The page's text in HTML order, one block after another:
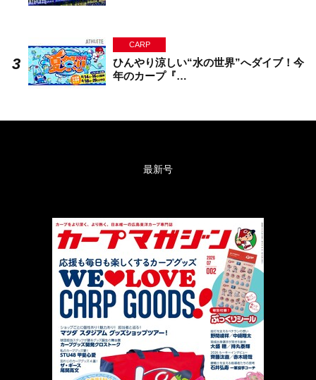
CARP
ひんやり涼しい“水の世界”へダイブ！今
年のカープ『…
最新号